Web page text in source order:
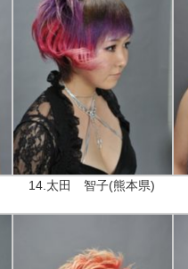
14.太田 智子(熊本県)